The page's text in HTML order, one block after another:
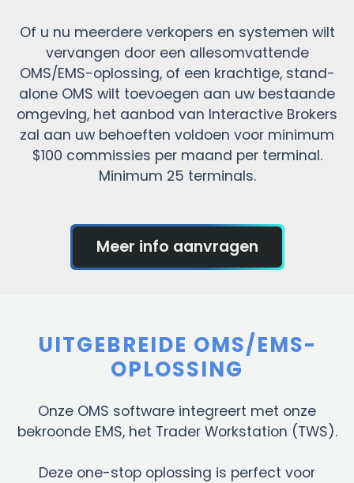
Of u nu meerdere verkopers en systemen wilt
vervangen door een allesomvattende
OMS/EMS-oplossing, of een krachtige, stand-
alone OMS wilt toevoegen aan uw bestaande
omgeving, het aanbod van Interactive Brokers
zal aan uw behoeften voldoen voor minimum
$100 commissies per maand per terminal.
Minimum 25 terminals.
Meer info aanvragen
UITGEBREIDE OMS/EMS-
OPLOSSING
Onze OMS software integreert met onze
bekroonde EMS, het Trader Workstation (TWS).
Deze one-stop oplossing is perfect voor